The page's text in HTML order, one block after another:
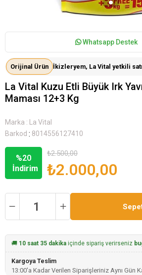
Whatsapp Destek
Orijinal Ürün İkizleryem, La Vital yetkili
La Vital Kuzu Etli Büyük Irk
Maması 12+3 Kg
Marka :
La Vital
Barkod : 8014556127410
%20
İndirim
₺2.500,00
₺2.000,00
🚚 10 saat 35 dakika içinde sipariş verirseniz
Kargoya Teslim
13:00'a Kadar Verilen Siparişleriniz Aynı Gün